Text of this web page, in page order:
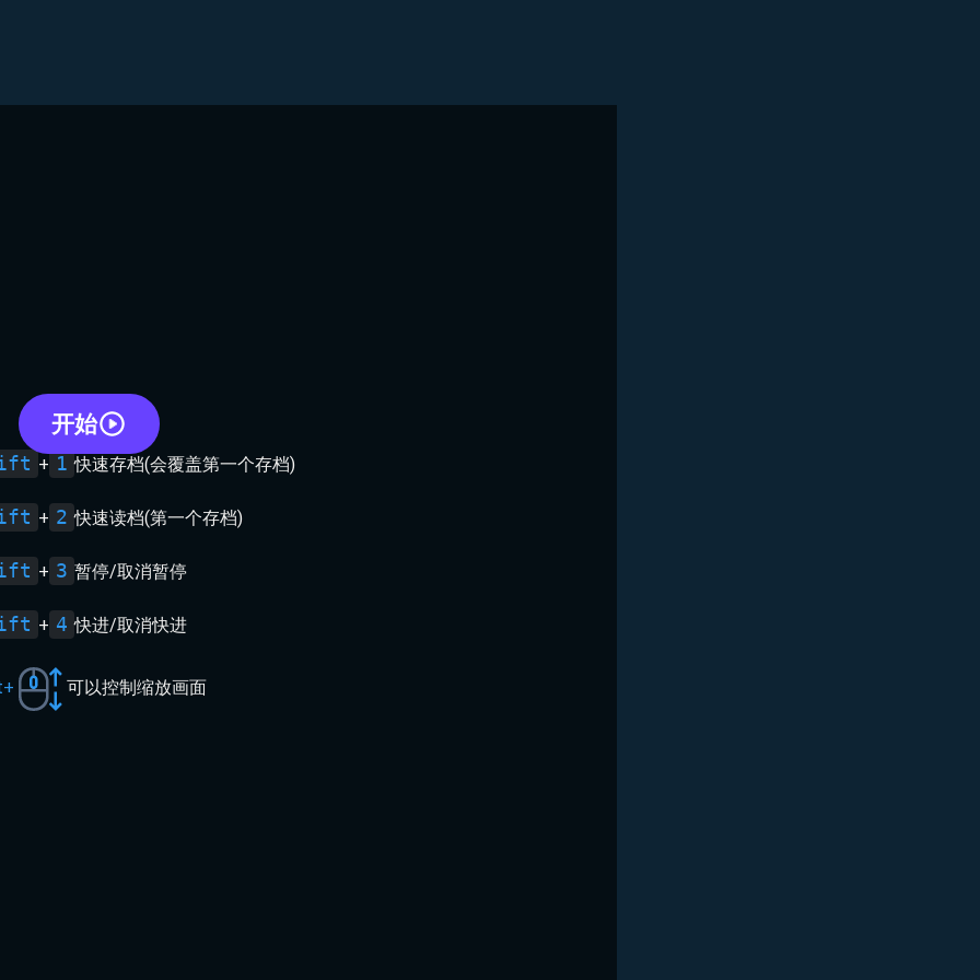
+ 1 快速存档(会覆盖第一个存档)
+ 2 快速读档(第一个存档)
+ 3 暂停/取消暂停
+ 4 快进/取消快进
可以控制缩放画面
开始